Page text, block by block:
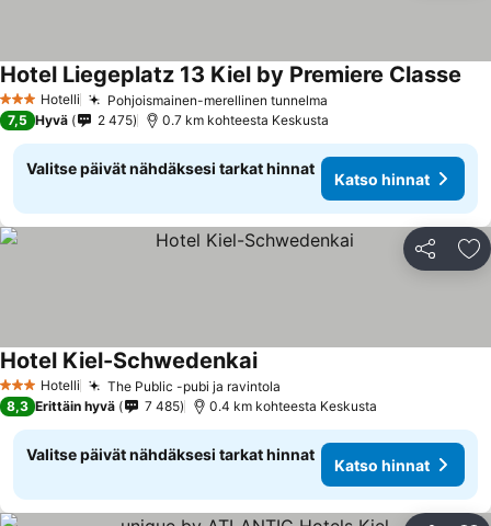
3 Tähtiluokitus
Hotelli Pohjoismainen-merellinen tunnelma
Hotel Liegeplatz 13 Kiel by Premiere Classe
7,5 Hyvä 2 475 0.7 km kohteesta Keskusta
Valitse päivät nähdäksesi tarkat hinnat
Katso hinnat
Jaa
3 Tähtiluokitus
Hotelli The Public -pubi ja ravintola
Hotel Kiel-Schwedenkai
8,3 Erittäin hyvä 7 485 0.4 km kohteesta Keskusta
Valitse päivät nähdäksesi tarkat hinnat
Katso hinnat